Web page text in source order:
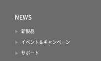
NEWS
新製品
イベント＆キャンペーン
サポート